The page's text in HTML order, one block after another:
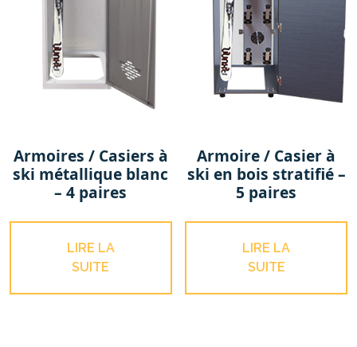
Armoires / Casiers à
ski métallique blanc
– 4 paires
LIRE LA
SUITE
Armoire / Casier à
ski en bois stratifié –
5 paires
LIRE LA
SUITE